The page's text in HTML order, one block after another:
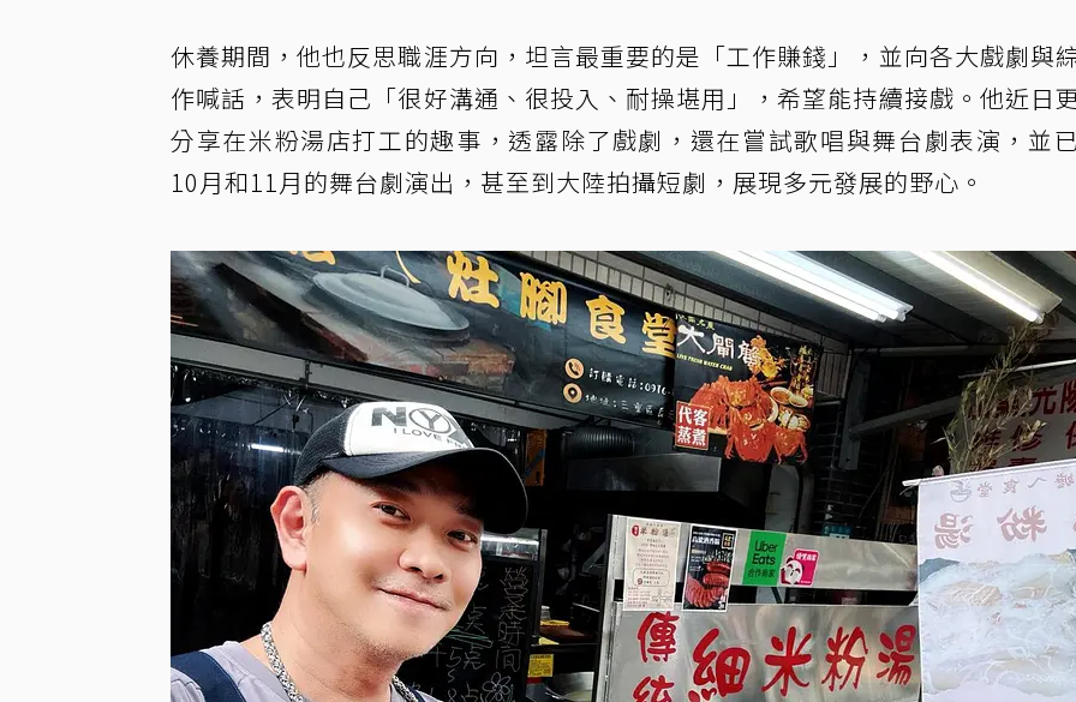
休養期間，他也反思職涯方向，坦言最重要的是「工作賺錢」，並向各大戲劇與
作喊話，表明自己「很好溝通、很投入、耐操堪用」，希望能持續接戲。他近日
分享在米粉湯店打工的趣事，透露除了戲劇，還在嘗試歌唱與舞台劇表演，並
10月和11月的舞台劇演出，甚至到大陸拍攝短劇，展現多元發展的野心。